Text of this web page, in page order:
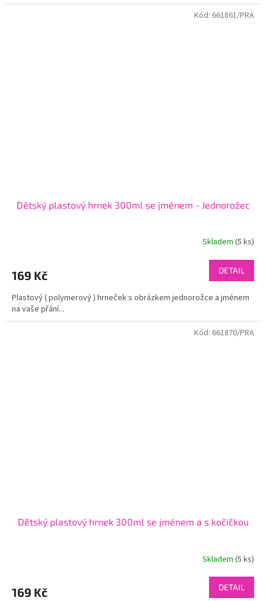
Dětský plastový hrnek 300ml se jménem - Jednorožec
Skladem (5 ks)
169 Kč DETAIL
Plastový ( polymerový ) hrneček s obrázkem jednorožce a jménem
na vaše přání...
Kód: 661861/PRA
Dětský plastový hrnek 300ml se jménem a s kočičkou
Skladem (5 ks)
169 Kč DETAIL
Kód: 661870/PRA